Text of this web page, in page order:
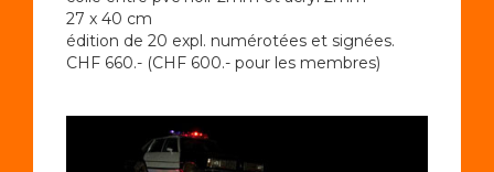
27 x 40 cm
édition de 20 expl. numérotées et signées.
CHF 660.- (CHF 600.- pour les membres)